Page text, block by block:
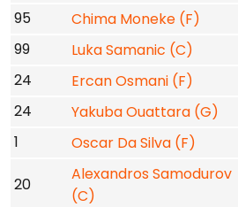
95
Chima Moneke (F)
99
Luka Samanic (C)
24
Ercan Osmani (F)
24
Yakuba Ouattara (G)
1
Oscar Da Silva (F)
20
Alexandros Samodurov
(C)